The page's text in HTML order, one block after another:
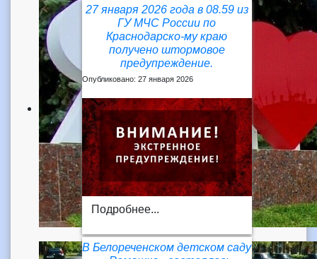
27 января 2026 года в 08.59 из
ГУ МЧС России по
Краснодарско-му краю
получено штормовое
предупреждение.
Опубликовано: 27 января 2026
Подробнее...
В Белореченском детском саду